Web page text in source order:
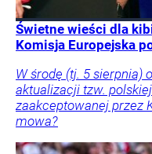
Świetne wieści dla
Komisja Europejska
W środę (tj. 5 sierpnia)
aktualizacji tzw.
zaakceptowanej przez
mowa?